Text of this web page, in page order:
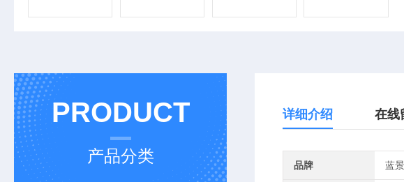
PRODUCT
产品分类
详细介绍 在线
品牌 蓝景